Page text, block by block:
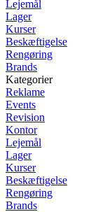
Lejemål
Lager
Kurser
Beskæftigelse
Rengøring
Brands
Kategorier
Reklame
Events
Revision
Kontor
Lejemål
Lager
Kurser
Beskæftigelse
Rengøring
Brands